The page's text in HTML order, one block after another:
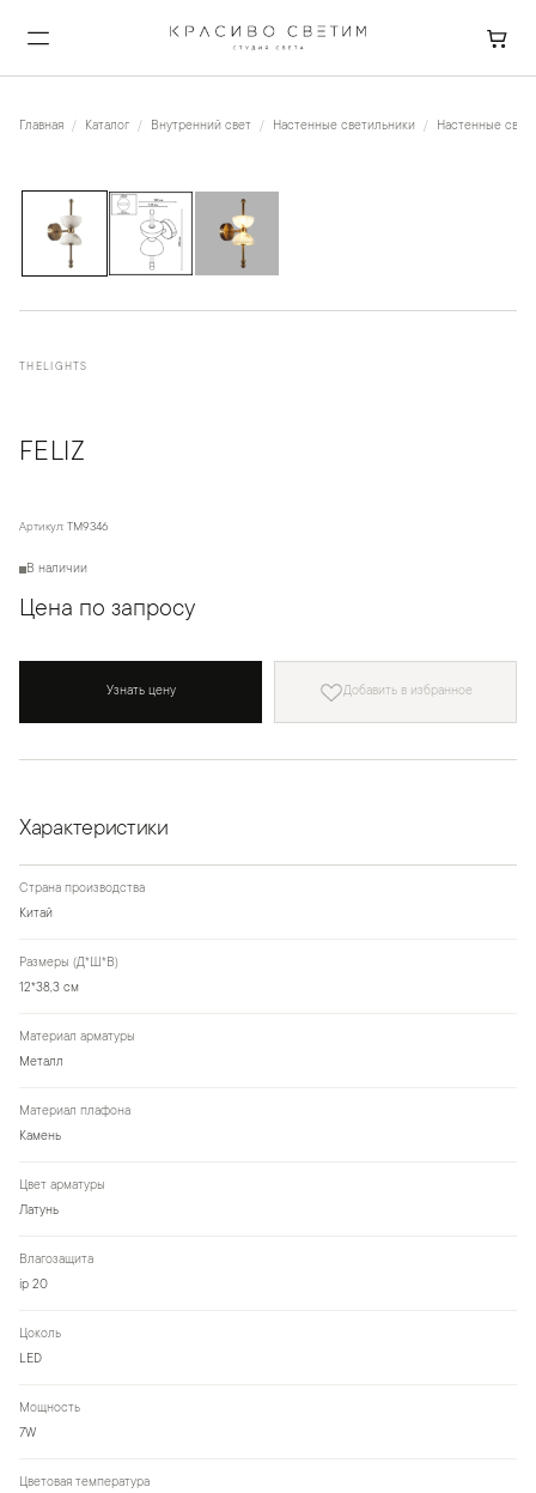
Главная Каталог Внутренний свет Настенные светильники Настенные
THELIGHTS
FELIZ
Артикул: TM9346
В наличии
Цена по запросу
Узнать цену Добавить в избранное
Характеристики
Страна производства
Китай
Размеры (Д*Ш*В)
12*38,3 см
Материал арматуры
Металл
Материал плафона
Камень
Цвет арматуры
Латунь
Влагозащита
ip 20
Цоколь
LED
Мощность
7W
Цветовая температура